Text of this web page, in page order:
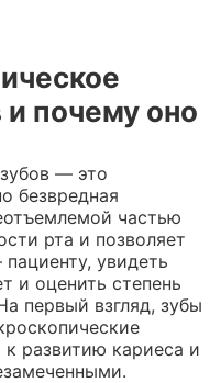
почему оно
— это
безвредная
частью
рта и позволяет
увидеть
и оценить степень
первый взгляд, зубы
развитию кариеса и